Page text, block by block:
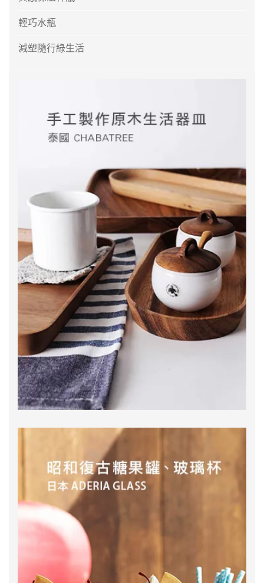
輕巧水瓶
減塑隨行綠生活